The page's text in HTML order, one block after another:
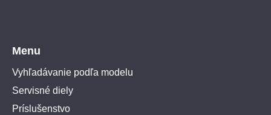
Menu
Vyhľadávanie podľa modelu
Servisné diely
Príslušenstvo